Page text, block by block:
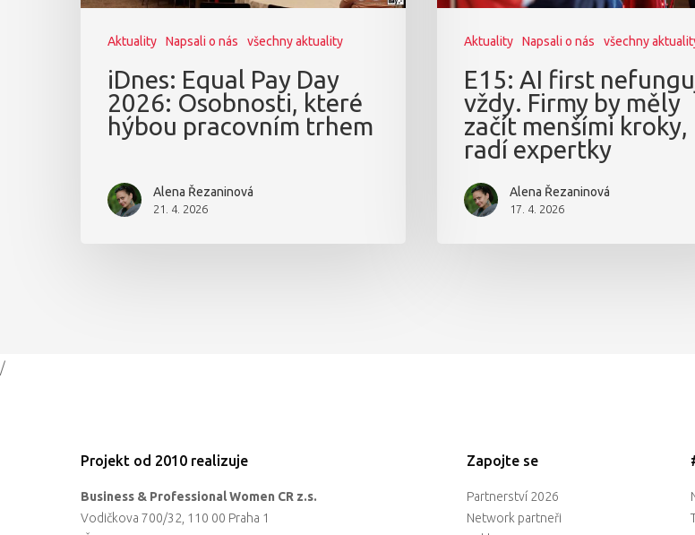
Aktuality Napsali o nás všechny aktuality
iDnes: Equal Pay Day
2026: Osobnosti, které
hýbou pracovním trhem
Alena Řezaninová
21. 4. 2026
Aktuality Napsali o nás všechny
E15: AI first
vždy. Firmy by měly
začít menšími kroky,
radí expertky
Alena Řezaninová
17. 4. 2026
/
Projekt od 2010 realizuje
Business & Professional Women CR z.s.
Vodičkova 700/32, 110 00 Praha 1
Zapojte se
Partnerství 2026
Network partneři